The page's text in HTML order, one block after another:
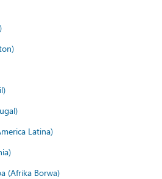
Latina)
(Afrika Borwa)